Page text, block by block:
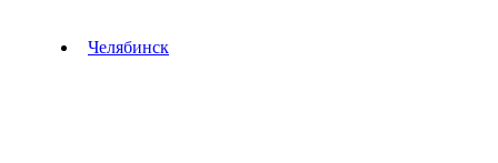
Челябинск